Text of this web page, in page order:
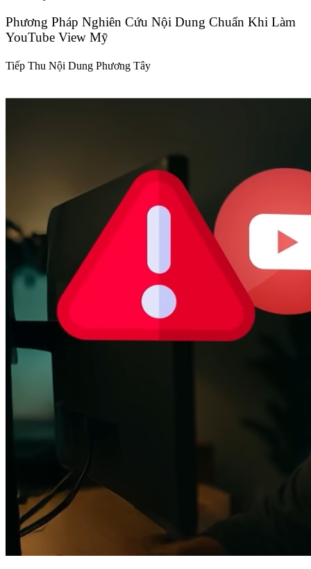
Phương Pháp Nghiên Cứu Nội Dung Chuẩn Khi Làm
YouTube View Mỹ
Tiếp Thu Nội Dung Phương Tây